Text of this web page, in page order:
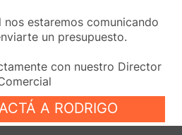
estaremos comunicando
un presupuesto.
con nuestro Director
A RODRIGO